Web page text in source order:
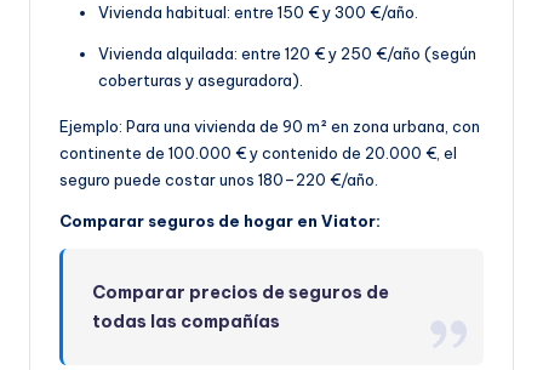
Vivienda habitual: entre 150 € y 300 €/año.
Vivienda alquilada: entre 120 € y 250 €/año (según
coberturas y aseguradora).
Ejemplo: Para una vivienda de 90 m² en zona urbana, con
continente de 100.000 € y contenido de 20.000 €, el
seguro puede costar unos 180–220 €/año.
Comparar seguros de hogar en Viator:
Comparar precios de seguros de
todas las compañías